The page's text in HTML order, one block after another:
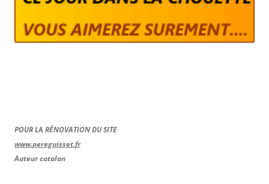
POUR LA RÉNOVATION DU SITE
www.pereguisset.fr
Auteur catalan